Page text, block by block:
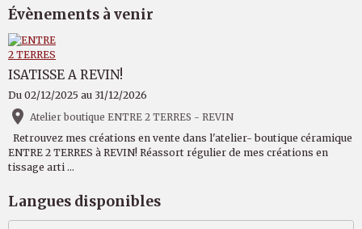
Évènements à venir
ISATISSE A REVIN!
Du 02/12/2025 au 31/12/2026
Atelier boutique ENTRE 2 TERRES - REVIN
Retrouvez mes créations en vente dans l'atelier- boutique céramique
ENTRE 2 TERRES à REVIN! Réassort régulier de mes créations en
tissage arti ...
Langues disponibles